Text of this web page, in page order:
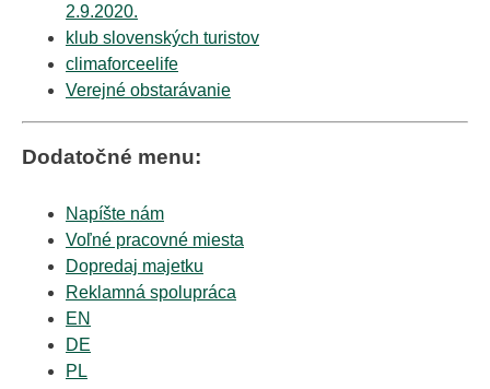
2.9.2020.
klub slovenských turistov
climaforceelife
Verejné obstarávanie
Dodatočné menu:
Napíšte nám
Voľné pracovné miesta
Dopredaj majetku
Reklamná spolupráca
EN
DE
PL